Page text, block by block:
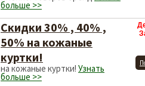
больше >>
Скидки 30% , 40% ,
50% на кожаные
куртки!
на кожаные куртки! Узнать
больше >>